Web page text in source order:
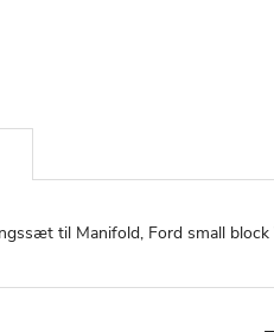
til Manifold, Ford small